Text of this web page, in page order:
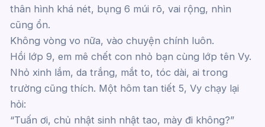
thân hình khá nét, bụng 6 múi rõ, vai rộng, nhìn
cũng ổn.
Không vòng vo nữa, vào chuyện chính luôn.
Hồi lớp 9, em mê chết con nhỏ bạn cùng lớp tên Vy.
Nhỏ xinh lắm, da trắng, mắt to, tóc dài, ai trong
trường cũng thích. Một hôm tan tiết 5, Vy chạy lại
hỏi:
“Tuấn ơi, chủ nhật sinh nhật tao, mày đi không?”